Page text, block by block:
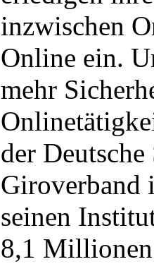
inzwischen
Online ein.
mehr
der Deutsche
Giroverband
seinen
8,1